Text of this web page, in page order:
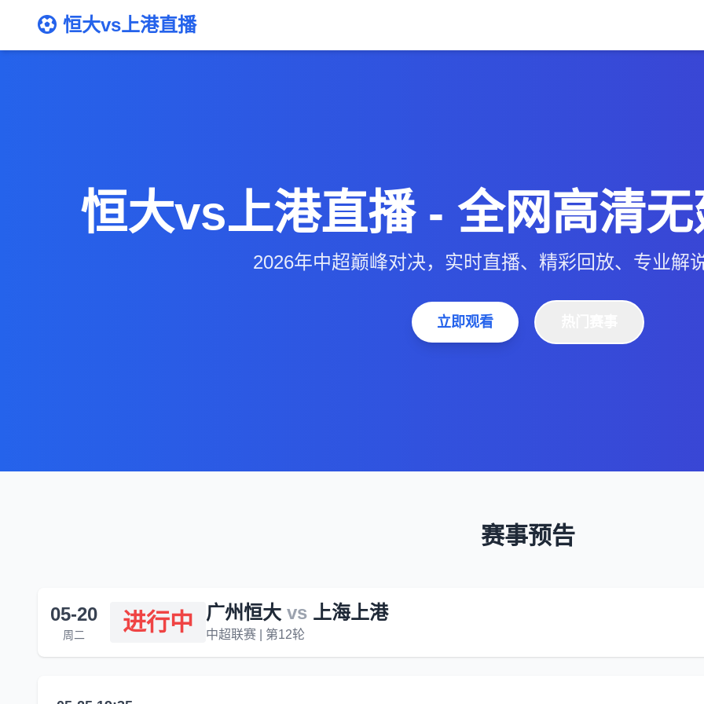
恒大vs上港直播
恒大vs上港直播 - 全网高清
2026年中超巅峰对决，实时直播、精彩回放、专业解
立即观看
赛事预告
05-20
周二 进行中 广州恒大 vs 上海上港
中超联赛 | 第12轮